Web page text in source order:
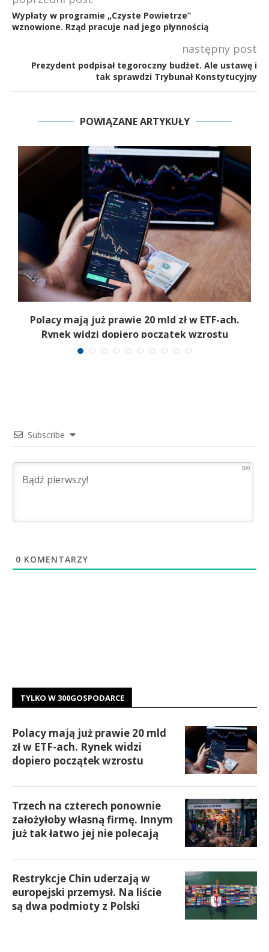
Wypłaty w programie „Czyste Powietrze”
wznowione. Rząd pracuje nad jego płynnością
następny post
Prezydent podpisał tegoroczny budżet. Ale ustawę i
tak sprawdzi Trybunał Konstytucyjny
POWIĄZANE ARTYKUŁY
Polacy mają już prawie 20 mld zł w ETF-ach.
Rynek widzi dopiero początek wzrostu
Subscribe
500
0 KOMENTARZY
TYLKO W 300GOSPODARCE
Polacy mają już prawie 20 mld
zł w ETF-ach. Rynek widzi
dopiero początek wzrostu
Trzech na czterech ponownie
założyłoby własną firmę. Innym
już tak łatwo jej nie polecają
Restrykcje Chin uderzają w
europejski przemysł. Na liście
są dwa podmioty z Polski